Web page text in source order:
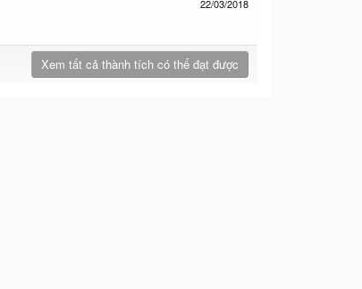
22/03/2018
Xem tất cả thành tích có thể đạt được